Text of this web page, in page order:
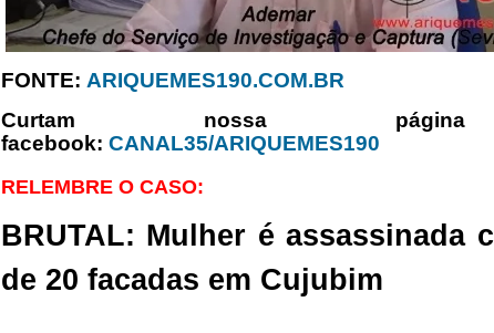
FONTE: ARIQUEMES190.COM.BR
Curtam nossa
facebook: CANAL35/ARIQUEMES190
RELEMBRE O CASO:
BRUTAL: Mulher é assassinada
de 20 facadas em Cujubim